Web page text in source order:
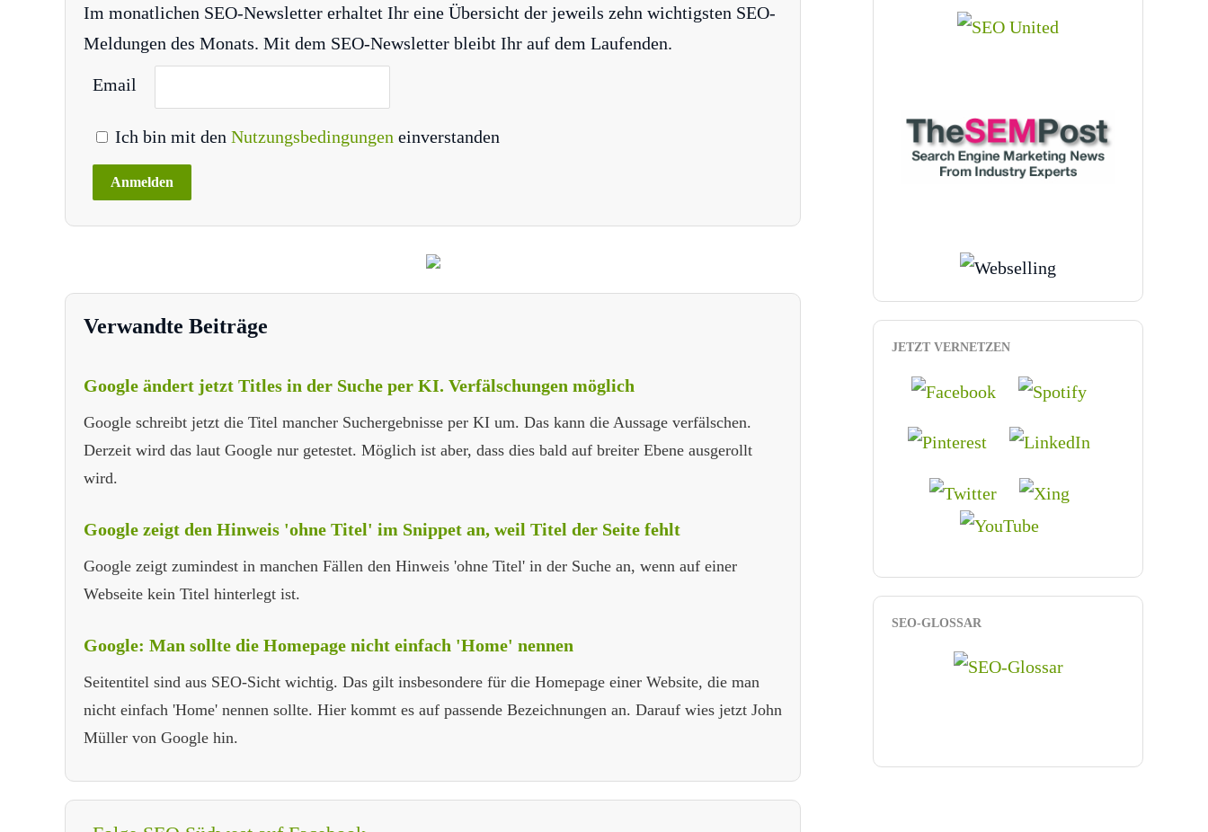
Im monatlichen SEO-Newsletter erhaltet Ihr eine Übersicht der jeweils zehn wichtigsten SEO-
Meldungen des Monats. Mit dem SEO-Newsletter bleibt Ihr auf dem Laufenden.
Email
Ich bin mit den Nutzungsbedingungen einverstanden
Verwandte Beiträge
Google ändert jetzt Titles in der Suche per KI. Verfälschungen möglich
Google schreibt jetzt die Titel mancher Suchergebnisse per KI um. Das kann die Aussage verfälschen.
Derzeit wird das laut Google nur getestet. Möglich ist aber, dass dies bald auf breiter Ebene ausgerollt
wird.
Google zeigt den Hinweis 'ohne Titel' im Snippet an, weil Titel der Seite fehlt
Google zeigt zumindest in manchen Fällen den Hinweis 'ohne Titel' in der Suche an, wenn auf einer
Webseite kein Titel hinterlegt ist.
Google: Man sollte die Homepage nicht einfach 'Home' nennen
Seitentitel sind aus SEO-Sicht wichtig. Das gilt insbesondere für die Homepage einer Website, die man
nicht einfach 'Home' nennen sollte. Hier kommt es auf passende Bezeichnungen an. Darauf wies jetzt John
Müller von Google hin.
JETZT VERNETZEN
SEO-GLOSSAR